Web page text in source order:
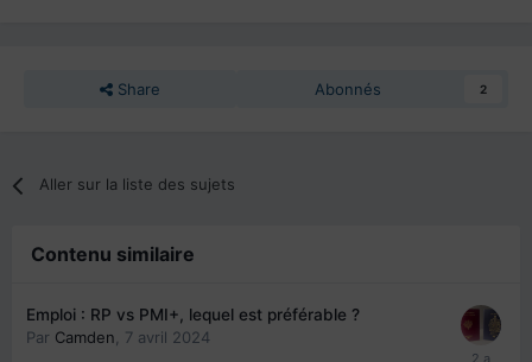
Share Abonnés 2
Aller sur la liste des sujets
Contenu similaire
Emploi : RP vs PMI+, lequel est préférable ?
Par Camden, 7 avril 2024